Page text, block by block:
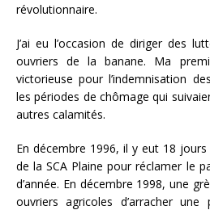
révolutionnaire.
J’ai eu l’occasion de diriger des
ouvriers de la banane. Ma
victorieuse pour l’indemnisation
les périodes de chômage qui
autres calamités.
En décembre 1996, il y eut 18
de la SCA Plaine pour réclamer le
d’année. En décembre 1998, une
ouvriers agricoles d’arracher